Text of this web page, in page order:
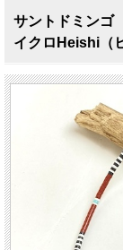
サントドミン
イクロHeishi